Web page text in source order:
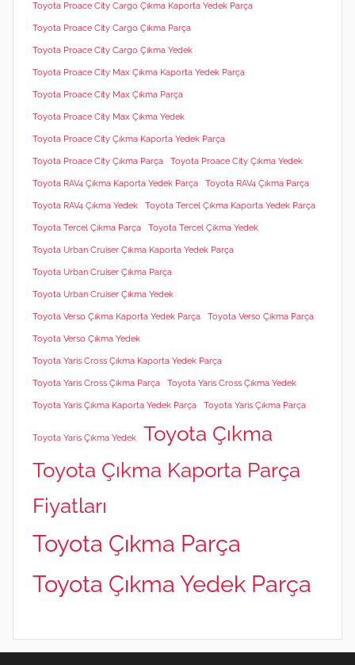
Toyota Proace City Cargo Çıkma Kaporta Yedek Parça
Toyota Proace City Cargo Çıkma Parça
Toyota Proace City Cargo Çıkma Yedek
Toyota Proace City Max Çıkma Kaporta Yedek Parça
Toyota Proace City Max Çıkma Parça
Toyota Proace City Max Çıkma Yedek
Toyota Proace City Çıkma Kaporta Yedek Parça
Toyota Proace City Çıkma Parça Toyota Proace City Çıkma Yedek
Toyota RAV4 Çıkma Kaporta Yedek Parça Toyota RAV4 Çıkma Parça
Toyota RAV4 Çıkma Yedek Toyota Tercel Çıkma Kaporta Yedek Parça
Toyota Tercel Çıkma Parça Toyota Tercel Çıkma Yedek
Toyota Urban Cruiser Çıkma Kaporta Yedek Parça
Toyota Urban Cruiser Çıkma Parça
Toyota Urban Cruiser Çıkma Yedek
Toyota Verso Çıkma Kaporta Yedek Parça Toyota Verso Çıkma Parça
Toyota Verso Çıkma Yedek
Toyota Yaris Cross Çıkma Kaporta Yedek Parça
Toyota Yaris Cross Çıkma Parça Toyota Yaris Cross Çıkma Yedek
Toyota Yaris Çıkma Kaporta Yedek Parça Toyota Yaris Çıkma Parça
Toyota Yaris Çıkma Yedek
Toyota Çıkma
Toyota Çıkma Kaporta Parça
Fiyatları
Toyota Çıkma Parça
Toyota Çıkma Yedek Parça